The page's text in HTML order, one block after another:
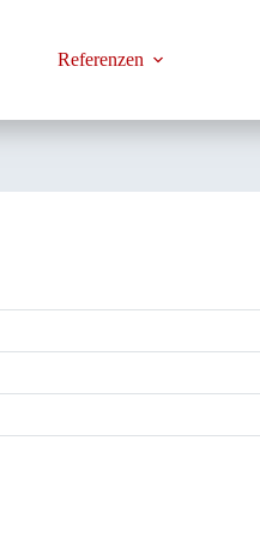
Referenzen